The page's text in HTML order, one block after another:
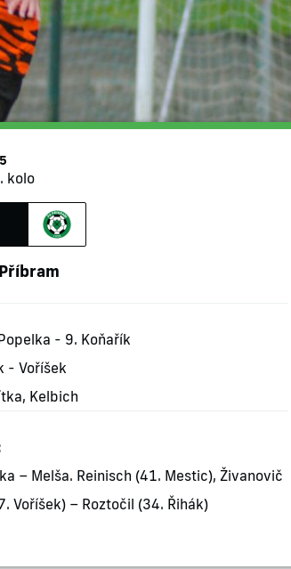
kolo
Příbram
- 9. Koňařík
- Voříšek
Kelbich
– Melša. Reinisch (41. Mestic), Živanovič
Voříšek) – Roztočil (34. Řihák)